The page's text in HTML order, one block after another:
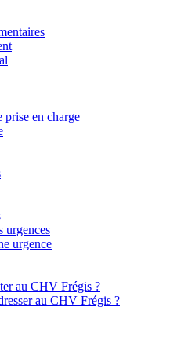
prise en charge
urgences
urgence
au CHV Frégis ?
au CHV Frégis ?